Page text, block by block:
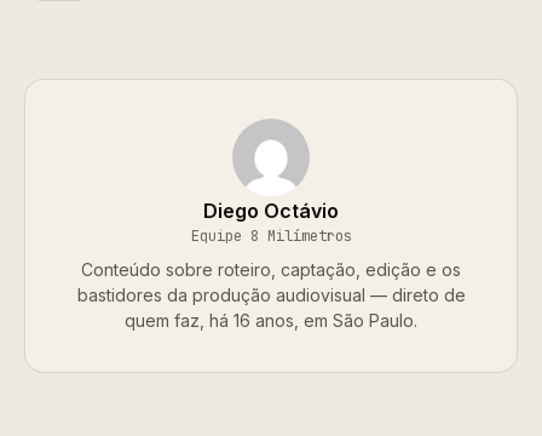
Diego Octávio
Equipe 8 Milímetros
Conteúdo sobre roteiro, captação, edição e os
bastidores da produção audiovisual — direto de
quem faz, há 16 anos, em São Paulo.